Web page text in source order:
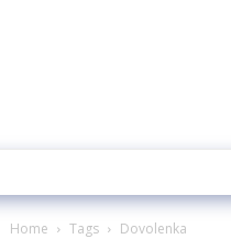
Home Tags Dovolenka